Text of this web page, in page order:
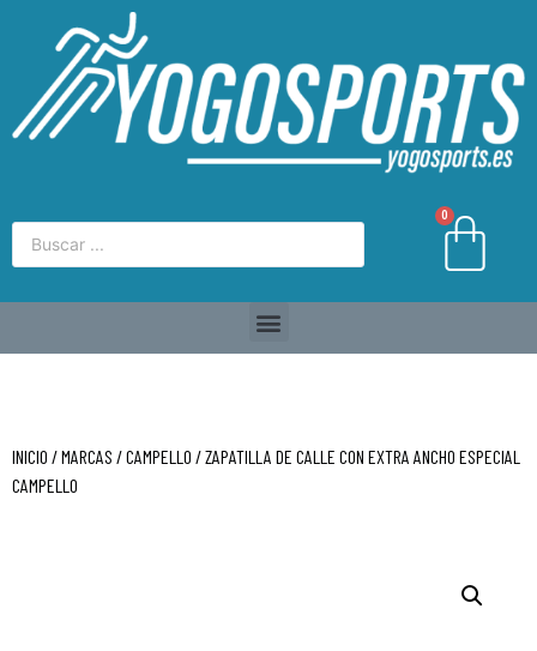
0
INICIO /MARCAS /CAMPELLO / ZAPATILLA DE CALLE CON EXTRA ANCHO ESPECIAL
CAMPELLO